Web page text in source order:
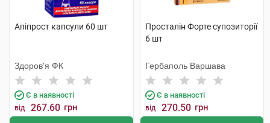
Апіпрост капсули 60 шт
Здоров'я ФК
Є в наявності
від 267.60 грн
Просталін Форте супозиторії
6 шт
Гербаполь Варшава
Є в наявності
від 270.50 грн